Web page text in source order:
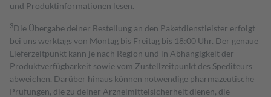
und Produktinformationen lesen.
3Die Übergabe deiner Bestellung an den Paketdienstleister erfolgt
bei uns werktags von Montag bis Freitag bis 18:00 Uhr. Der genaue
Lieferzeitpunkt kann je nach Region und in Abhängigkeit der
Produktverfügbarkeit sowie vom Zustellzeitpunkt des Spediteurs
abweichen. Darüber hinaus können notwendige pharmazeutische
Prüfungen, die zu deiner Arzneimittelsicherheit dienen, die